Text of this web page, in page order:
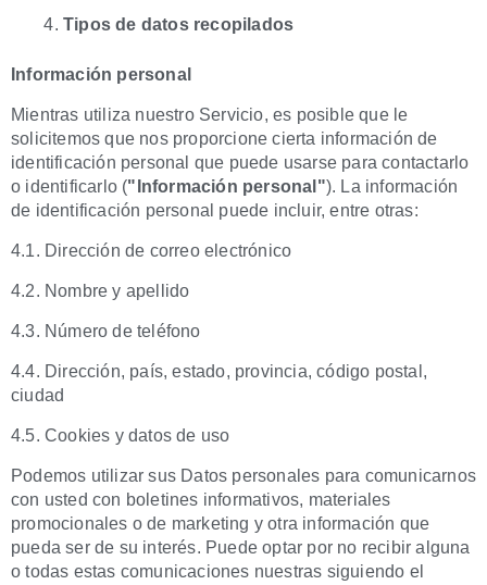
Tipos de datos recopilados
Información personal
Mientras utiliza nuestro Servicio, es posible que le
solicitemos que nos proporcione cierta información de
identificación personal que puede usarse para contactarlo
o identificarlo ("Información personal"). La información
de identificación personal puede incluir, entre otras:
4.1. Dirección de correo electrónico
4.2. Nombre y apellido
4.3. Número de teléfono
4.4. Dirección, país, estado, provincia, código postal,
ciudad
4.5. Cookies y datos de uso
Podemos utilizar sus Datos personales para comunicarnos
con usted con boletines informativos, materiales
promocionales o de marketing y otra información que
pueda ser de su interés. Puede optar por no recibir alguna
o todas estas comunicaciones nuestras siguiendo el